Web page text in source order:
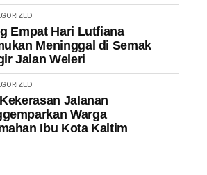
Empat Hari Lutfiana
Meninggal di Semak
Jalan Weleri
Jalanan
Warga
Ibu Kota Kaltim